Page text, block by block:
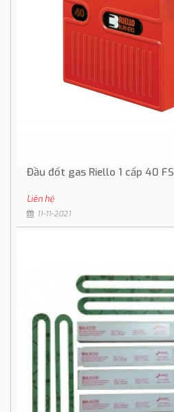
Đầu đốt gas Riello 1 cấp 40 FS
Liên hệ
11-11-2021